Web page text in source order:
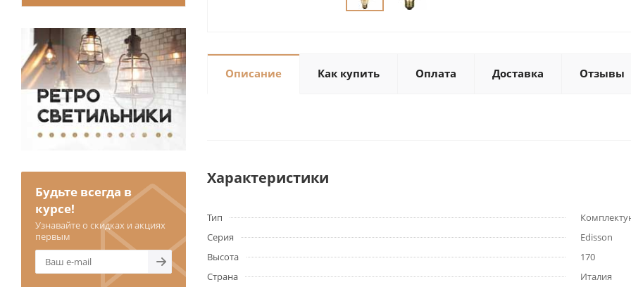
Описание Как купить Оплата Доставка Отзывы
Характеристики
Тип
Серия
Edisson
Высота
170
Страна
Италия
Будьте всегда в
курсе!
Узнавайте о скидках и акциях
первым